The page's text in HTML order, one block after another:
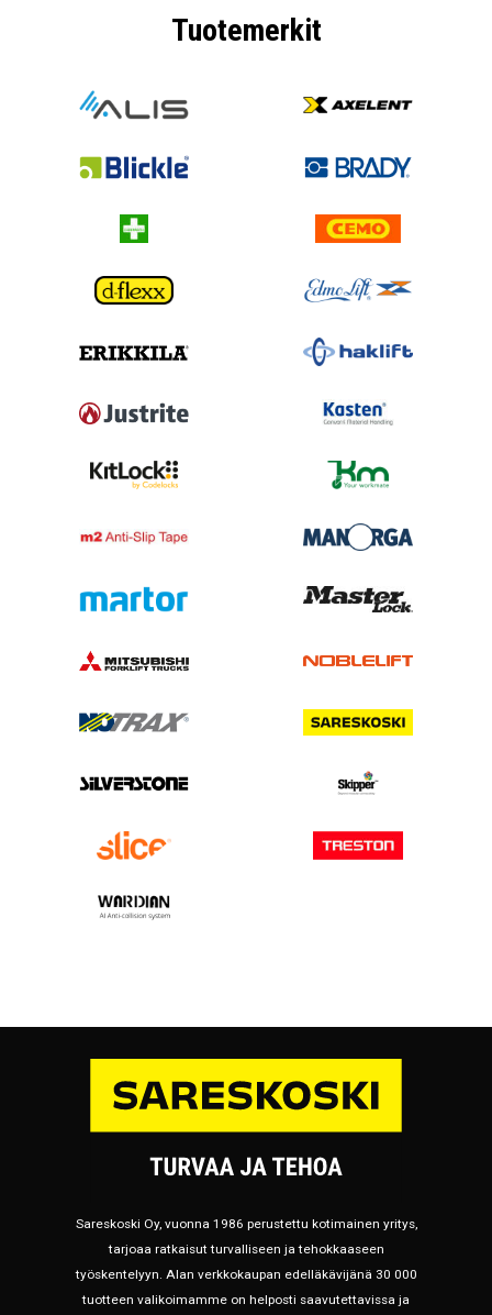
Tuotemerkit
Sareskoski Oy, vuonna 1986 perustettu kotimainen yritys,
tarjoaa ratkaisut turvalliseen ja tehokkaaseen
työskentelyyn. Alan verkkokaupan edelläkävijänä 30 000
tuotteen valikoimamme on helposti saavutettavissa ja